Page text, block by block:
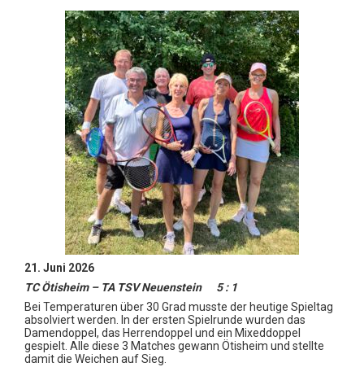
21. Juni 2026
TC Ötisheim – TA TSV Neuenstein 5 : 1
Bei Temperaturen über 30 Grad musste der heutige Spieltag
absolviert werden. In der ersten Spielrunde wurden das
Damendoppel, das Herrendoppel und ein Mixeddoppel
gespielt. Alle diese 3 Matches gewann Ötisheim und stellte
damit die Weichen auf Sieg.